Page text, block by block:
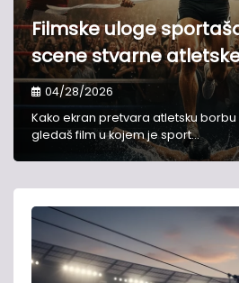
Filmske uloge
scene stvarne
04/28/2026
Kako ekran pretvara atletsku
gledaš film u kojem je sport…